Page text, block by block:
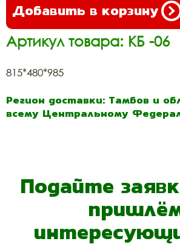
Добавить в корзину
Артикул товара: КБ -06
815*480*985
Регион доставки: Тамбов и
всему Центральному
Подайте